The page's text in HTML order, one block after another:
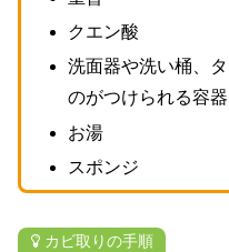
クエン酸
洗面器や洗い桶、
のがつけられる容器
お湯
スポンジ
カビ取りの手順